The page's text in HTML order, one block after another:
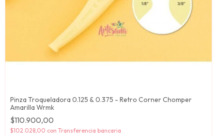
Pinza Troqueladora 0.125 & 0.375 - Retro Corner Chomper
Amarilla Wrmk
$110.900,00
$102.028,00 con Transferencia bancaria